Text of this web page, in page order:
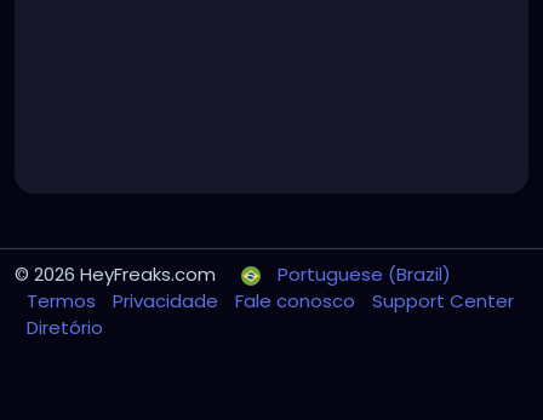
© 2026 HeyFreaks.com
Portuguese (Brazil)
Termos
Privacidade Fale conosco
Support Center
Diretório